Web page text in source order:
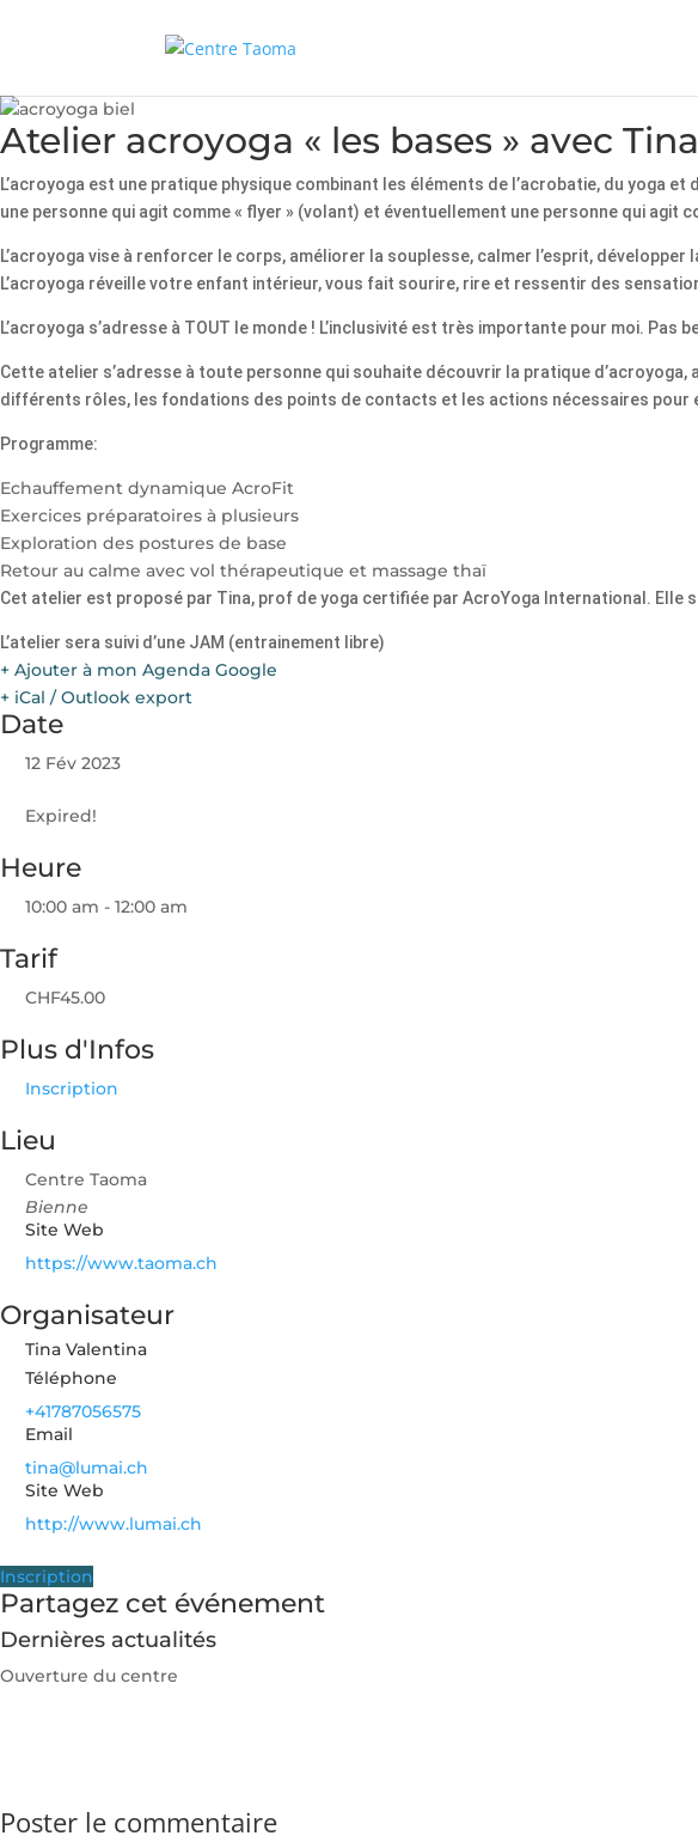
Atelier acroyoga « les bases » avec Tina
L’acroyoga est une pratique physique combinant les éléments de l’acrobatie, du yoga
une personne qui agit comme « flyer » (volant) et éventuellement une personne qui agit
L’acroyoga vise à renforcer le corps, améliorer la souplesse, calmer l’esprit,
L’acroyoga réveille votre enfant intérieur, vous fait sourire, rire et ressentir des
L’acroyoga s’adresse à TOUT le monde ! L’inclusivité est très importante pour moi.
Cette atelier s’adresse à toute personne qui souhaite découvrir la pratique
différents rôles, les fondations des points de contacts et les actions nécessaires
Programme:
Echauffement dynamique AcroFit
Exercices préparatoires à plusieurs
Exploration des postures de base
Retour au calme avec vol thérapeutique et massage thaï
Cet atelier est proposé par Tina, prof de yoga certifiée par AcroYoga International. Elle
L’atelier sera suivi d’une JAM (entrainement libre)
+ Ajouter à mon Agenda Google
+ iCal / Outlook export
Date
12 Fév 2023
Expired!
Heure
10:00 am - 12:00 am
Tarif
CHF45.00
Plus d'Infos
Inscription
Lieu
Centre Taoma
Bienne
Site Web
https://www.taoma.ch
Organisateur
Tina Valentina
Téléphone
+41787056575
Email
tina@lumai.ch
Site Web
http://www.lumai.ch
Inscription
Partagez cet événement
Dernières actualités
Ouverture du centre
Poster le commentaire